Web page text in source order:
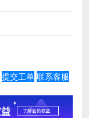
提交工单 联系客服